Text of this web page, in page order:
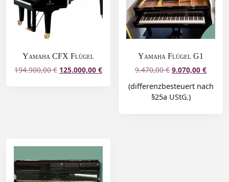
Yamaha CFX Flügel
194.900,00€ 125.000,00 €
Yamaha Flügel G1
9.470,00€ 9.070,00€
(differenzbesteuert nach
§25a UStG.)